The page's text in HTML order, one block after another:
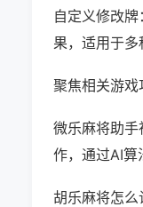
自定义修改
果，适用于多
聚焦相关游戏
微乐麻将助
作，通过AI算
胡乐麻将怎么